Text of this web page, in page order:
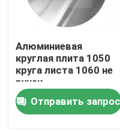
Алюминиевый
Лист углерода
Алюминиевая
Алюминиевая
круглая плита 1050
круга листа 1060 не
ручек
Отправить